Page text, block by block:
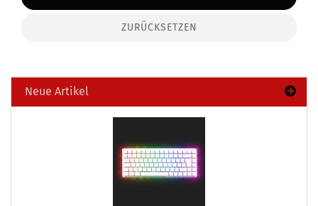
ZURÜCKSETZEN
Neue Artikel